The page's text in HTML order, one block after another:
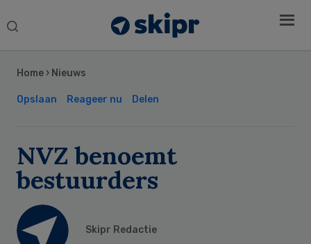
Search
Home › Nieuws
Opslaan Reageer nu Delen
NVZ benoemt
bestuurders
Skipr Redactie
Sidebar